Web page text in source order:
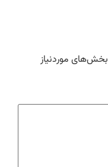
بخش‌های موردنیاز